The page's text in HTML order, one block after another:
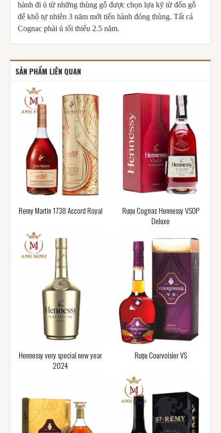
hành đi ủ từ những thùng gỗ được chọn lựa kỹ từ đốn gỗ
để khô tự nhiên 3 năm mới tiến hành đóng thùng. Tất cả
Cognac phài ủ tối thiểu 2.5 năm.
SẢN PHẨM LIÊN QUAN
Remy Martin 1738 Accord Royal
Rượu Cognac Hennessy VSOP
Deluxe
Hennessy very special new year
2024
Rượu Courvoisier VS